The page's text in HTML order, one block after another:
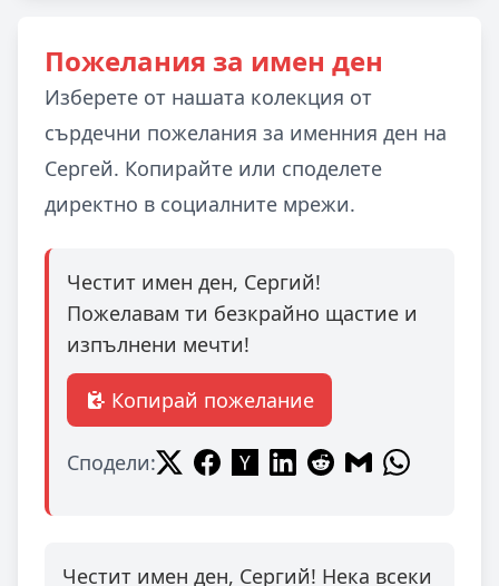
Пожелания за имен ден
Изберете от нашата колекция от
сърдечни пожелания за именния ден на
Сергей. Копирайте или споделете
директно в социалните мрежи.
Честит имен ден, Сергий!
Пожелавам ти безкрайно щастие и
изпълнени мечти!
Копирай пожелание
Сподели:
Честит имен ден, Сергий! Нека всеки